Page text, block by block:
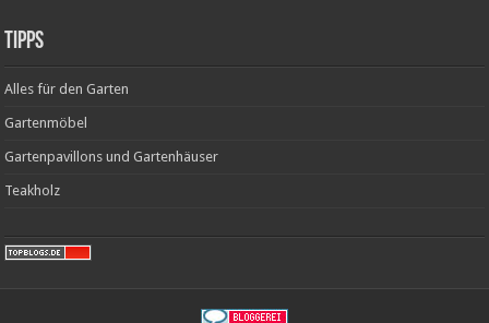
Tipps
Alles für den Garten
Gartenmöbel
Gartenpavillons und Gartenhäuser
Teakholz